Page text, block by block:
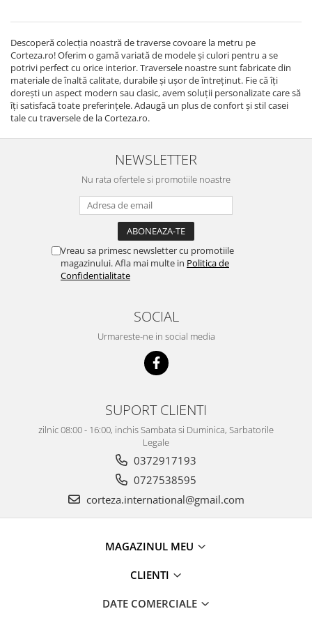
Descoperă colecția noastră de traverse covoare la metru pe
Corteza.ro! Oferim o gamă variată de modele și culori pentru a se
potrivi perfect cu orice interior. Traversele noastre sunt fabricate din
materiale de înaltă calitate, durabile și ușor de întreținut. Fie că îți
dorești un aspect modern sau clasic, avem soluții personalizate care să
îți satisfacă toate preferințele. Adaugă un plus de confort și stil casei
tale cu traversele de la Corteza.ro.
NEWSLETTER
Nu rata ofertele si promotiile noastre
Vreau sa primesc newsletter cu promotiile
magazinului. Afla mai multe in Politica de
Confidentialitate
SOCIAL
Urmareste-ne in social media
SUPORT CLIENTI
zilnic 08:00 - 16:00, inchis Sambata si Duminica, Sarbatorile
Legale
0372917193
0727538595
corteza.international@gmail.com
MAGAZINUL MEU
CLIENTI
DATE COMERCIALE